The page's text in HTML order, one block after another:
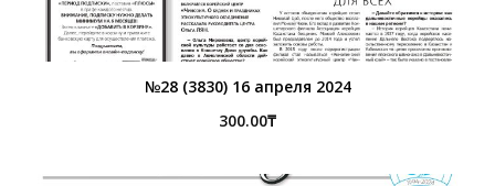
№28 (3830) 16 апреля 2024
300.00₸